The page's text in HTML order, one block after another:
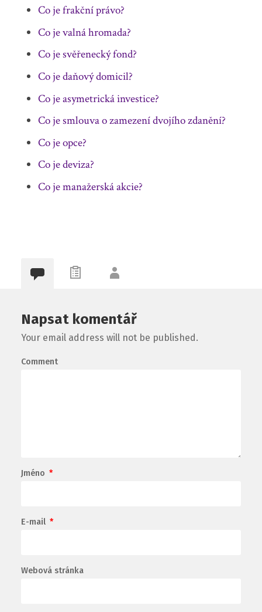
Co je frakční právo?
Co je valná hromada?
Co je svěřenecký fond?
Co je daňový domicil?
Co je asymetrická investice?
Co je smlouva o zamezení dvojího zdanění?
Co je opce?
Co je deviza?
Co je manažerská akcie?
Napsat komentář
Your email address will not be published.
Comment
Jméno *
E-mail *
Webová stránka